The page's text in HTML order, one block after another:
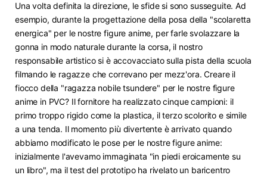
Una volta definita la direzione, le sfide si sono susseguite. Ad
esempio, durante la progettazione della posa della "scolaretta
energica" per le nostre figure anime, per farle svolazzare la
gonna in modo naturale durante la corsa, il nostro
responsabile artistico si è accovacciato sulla pista della scuola
filmando le ragazze che correvano per mezz'ora. Creare il
fiocco della "ragazza nobile tsundere" per le nostre figure
anime in PVC? Il fornitore ha realizzato cinque campioni: il
primo troppo rigido come la plastica, il terzo scolorito e simile
a una tenda. Il momento più divertente è arrivato quando
abbiamo modificato le pose per le nostre figure anime:
inizialmente l'avevamo immaginata "in piedi eroicamente su
un libro", ma il test del prototipo ha rivelato un baricentro